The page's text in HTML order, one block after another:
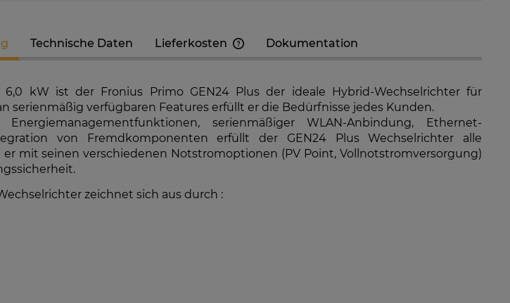
Longi 370 LR4-60HIH
BF
86,88 €
DER
ARTIKEL MELDEN
GoodWe GW8K-ET Plus+ 12,5A
Hybrid-Netzwechselrichter
VERFÜGBARKEIT DER
ARTIKEL MELDEN
GoodWe GW10K-ET Plus+ 12,5A
Hybrid-Netzwechselrichter
Technische Daten Lieferkosten
Zahlungskosten nicht enthalten. Die
Versandkosten können höher sein,
wenn mehrere Produkte bestellt
werden.
Dokumentation
kW ist der Fronius Primo GEN24 Plus der ideale Hybrid-Wechselrichter für
serienmäßig verfügbaren Features erfüllt er die Bedürfnisse jedes Kunden.
serienmäßiger WLAN-Anbindung, Ethernet-
von Fremdkomponenten erfüllt der GEN24 Plus Wechselrichter alle
mit seinen verschiedenen Notstromoptionen (PV Point, Vollnotstromversorgung)
zeichnet sich aus durch :